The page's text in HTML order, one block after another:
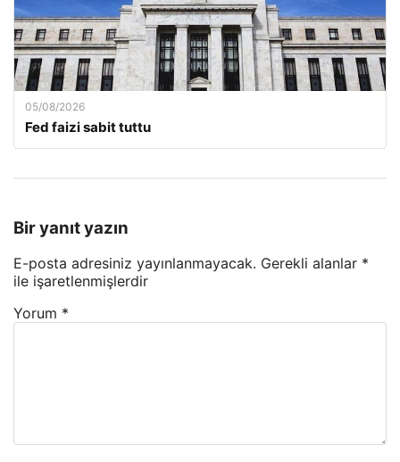
05/08/2026
Fed faizi sabit tuttu
Bir yanıt yazın
E-posta adresiniz yayınlanmayacak. Gerekli alanlar *
ile işaretlenmişlerdir
Yorum *